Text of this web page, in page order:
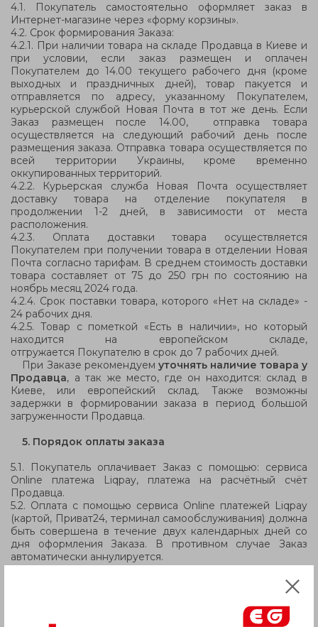
4.1. Покупатель самостоятельно оформляет заказ в
Интернет-магазине через «форму корзины».
4.2. Срок формирования Заказа:
4.2.1. При наличии товара на складе Продавца в Киеве и
при условии, если заказ размещен и оплачен
Покупателем до 14.00 текущего рабочего дня (кроме
выходных и праздничных дней), товар пакуется и
отправляется по адресу, указанному Покупателем,
курьерской службой Новая Почта в тот же день. Если
Заказ размещен после 14.00, отправка товара
осуществляется на следующий рабочий день после
размещения заказа. Отправка товара осуществляется по
всей территории Украины, кроме временно
оккупированных территорий.
4.2.2. Курьерская служба Новая Почта осуществляет
доставку товара на отделение покупателя в
продолжении 1-2 дней, в зависимости от места
расположения.
4.2.3. Оплата доставки товара осуществляется
Покупателем при получении товара в отделении Новая
Почта согласно тарифам. В среднем стоимость доставки
товара составляет от 75 до 250 грн по состоянию на
ноябрь месяц 2024 года.
4.2.4. Срок поставки товара, которого « Нет на складе» -
24 рабочих дня.
4.2.5. Товар с пометкой «Есть в наличии», но который
находится на европейском складе,
отгружается Покупателю в срок до 7 рабочих дней.
При Заказе рекомендуем уточнять наличие товара у
Продавца, а так же место, где он находится: склад в
Киеве, или европейский склад. Также возможны
задержки в формировании заказа в период большой
загруженности Продавца.
5. Порядок оплаты заказа
5.1. Покупатель оплачивает Заказ с помощью: сервиса
Online платежа Liqpay, платежа на расчётный счёт
Продавца.
5.2. Оплата с помощью сервиса Online платежей Liqpay
(картой, Приват24, терминал самообслуживания) должна
быть совершена в течение двух календарных дней со
дня оформления Заказа. В противном случае Заказ
автоматически аннулируется.
6.1. Отправка заказа осуществляется Продавцом на
отделение Новой Почты, указанное Покупателем при